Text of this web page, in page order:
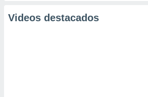
Videos destacados